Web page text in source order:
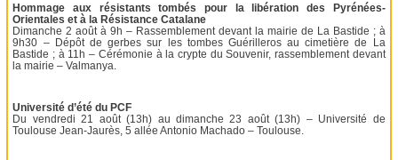
Hommage aux résistants tombés pour la libération des Pyrénées-
Orientales et à la Résistance Catalane
Dimanche 2 août à 9h – Rassemblement devant la mairie de La Bastide ; à
9h30 – Dépôt de gerbes sur les tombes Guérilleros au cimetière de La
Bastide ; à 11h – Cérémonie à la crypte du Souvenir, rassemblement devant
la mairie – Valmanya.
Université d’été du PCF
Du vendredi 21 août (13h) au dimanche 23 août (13h) – Université de
Toulouse Jean-Jaurès, 5 allée Antonio Machado – Toulouse.